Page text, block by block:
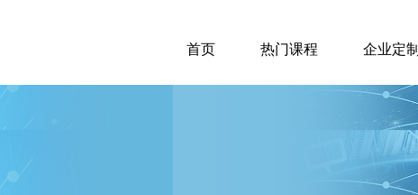
首页 热门课程 企业定制